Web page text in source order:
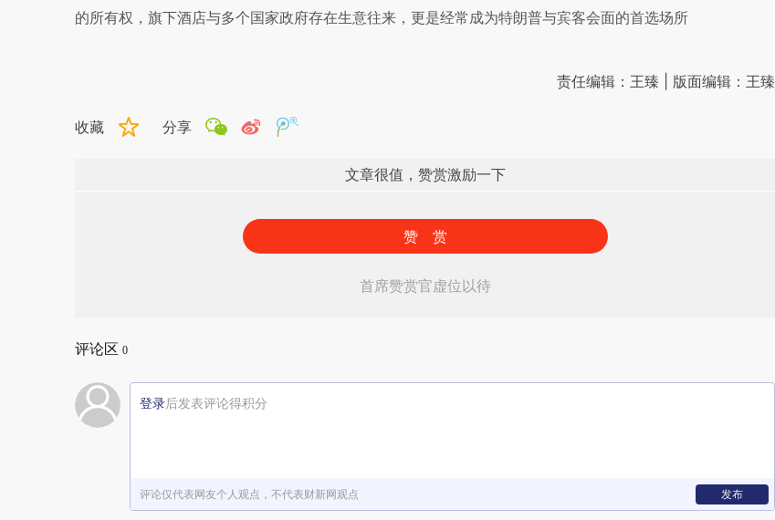
的所有权，旗下酒店与多个国家政府存在生意往来，更是经常成为特朗普与宾客会面的首选场所
责任编辑：王臻 | 版面编辑：王臻
收藏 分享
文章很值，赞赏激励一下
赞 赏
首席赞赏官虚位以待
评论区 0
登录后发表评论得积分
评论仅代表网友个人观点，不代表财新网观点 发布